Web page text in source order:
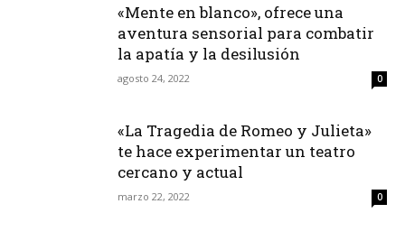
«Mente en blanco», ofrece una
aventura sensorial para combatir
la apatía y la desilusión
agosto 24, 2022 0
«La Tragedia de Romeo y Julieta»
te hace experimentar un teatro
cercano y actual
marzo 22, 2022 0